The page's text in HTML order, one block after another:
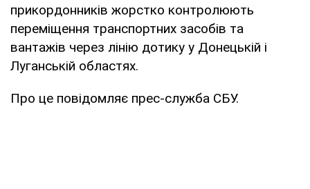
прикордонників жорстко контролюють
переміщення транспортних засобів та
вантажів через лінію дотику у Донецькій і
Луганській областях.
Про це повідомляє прес-служба СБУ.